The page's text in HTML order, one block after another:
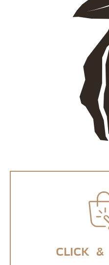
Click